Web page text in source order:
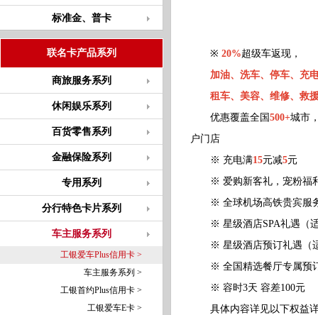
标准金、普卡
联名卡产品系列
商旅服务系列
休闲娱乐系列
百货零售系列
金融保险系列
专用系列
分行特色卡片系列
车主服务系列
工银爱车Plus信用卡 >
车主服务系列 >
工银首约Plus信用卡 >
工银爱车E卡 >
※ 20%超级车返现，
加油、洗车、停车、充
租车、美容、维修、救
优惠覆盖全国 500+城市
户门店
※ 充电满15元减5元
※ 爱购新客礼，宠粉福
※ 全球机场高铁贵宾服
※ 星级酒店SPA礼遇（适
※ 星级酒店预订礼遇（
※ 全国精选餐厅专属预
※ 容时3天 容差100元
具体内容详见以下权益